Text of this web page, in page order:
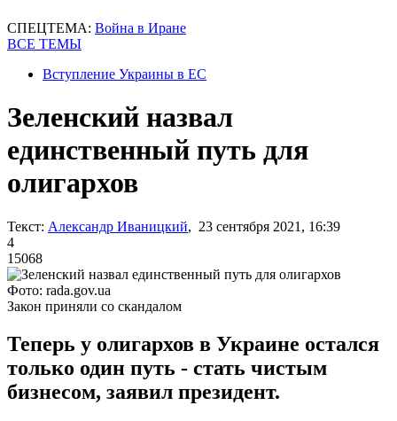
СПЕЦТЕМА: Война в Иране
ВСЕ ТЕМЫ
Вступление Украины в ЕС
Зеленский назвал
единственный путь для
олигархов
Текст: Александр Иваницкий, 23 сентября 2021, 16:39
4
15068
Фото: rada.gov.ua
Закон приняли со скандалом
Теперь у олигархов в Украине остался
только один путь - стать чистым
бизнесом, заявил президент.